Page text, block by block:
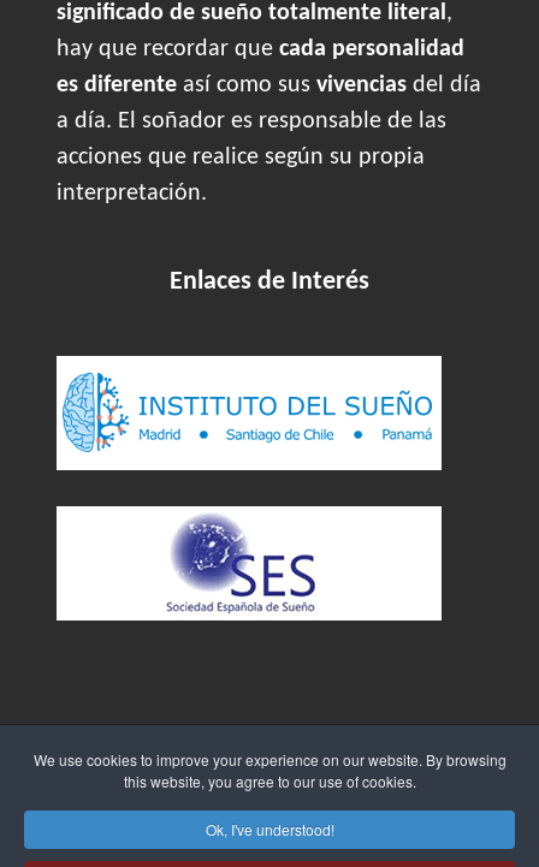
We use cookies to improve your experience on our website. By browsing
this website, you agree to our use of cookies.
Ok, I've understood!
significado de sueño totalmente literal,
hay que recordar que cada personalidad
es diferente así como sus vivencias del día
a día. El soñador es responsable de las
acciones que realice según su propia
interpretación.
Enlaces de Interés